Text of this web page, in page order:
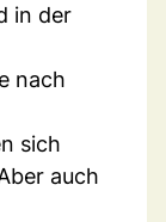
in der
nach
sich
auch